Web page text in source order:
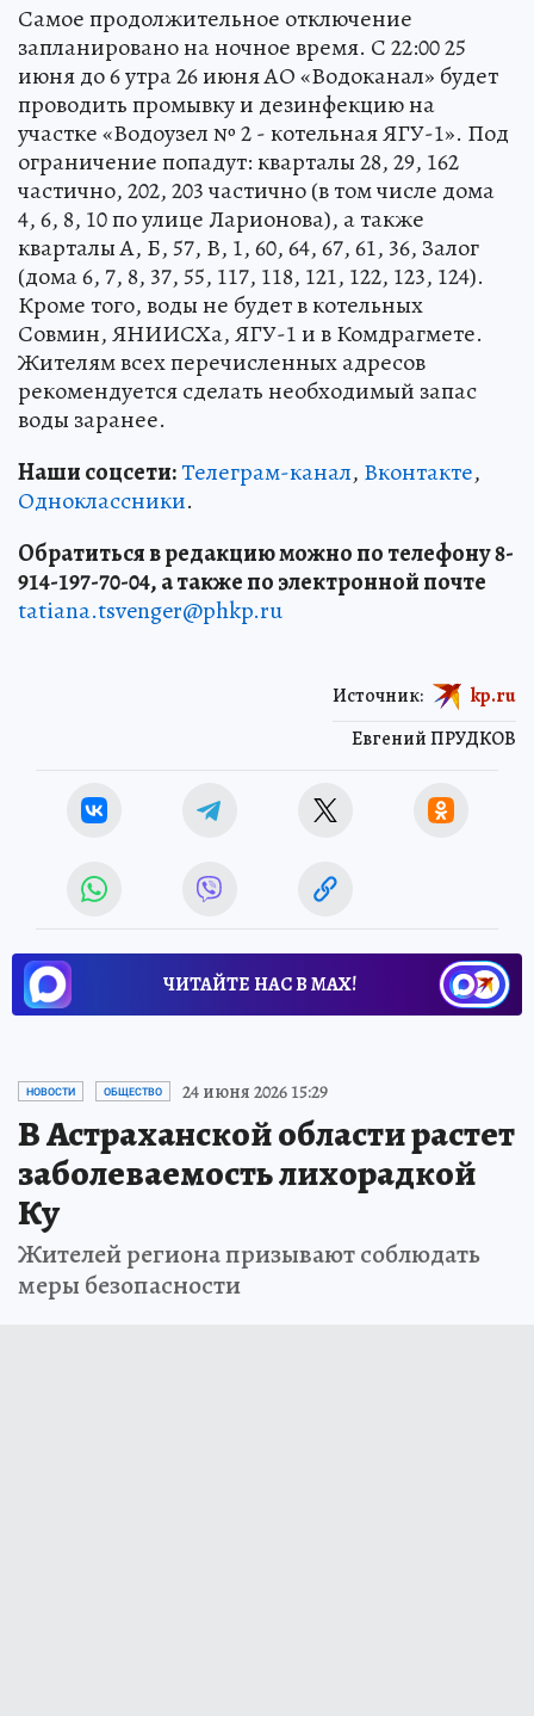
Самое продолжительное отключение
запланировано на ночное время. С 22:00 25
июня до 6 утра 26 июня АО «Водоканал» будет
проводить промывку и дезинфекцию на
участке «Водоузел № 2 - котельная ЯГУ-1». Под
ограничение попадут: кварталы 28, 29, 162
частично, 202, 203 частично (в том числе дома
4, 6, 8, 10 по улице Ларионова), а также
кварталы А, Б, 57, В, 1, 60, 64, 67, 61, 36, Залог
(дома 6, 7, 8, 37, 55, 117, 118, 121, 122, 123, 124).
Кроме того, воды не будет в котельных
Совмин, ЯНИИСХа, ЯГУ-1 и в Комдрагмете.
Жителям всех перечисленных адресов
рекомендуется сделать необходимый запас
воды заранее.
Наши соцсети:Телеграм-канал, Вконтакте,
Одноклассники.
Обратиться в редакцию можно по телефону 8-
914-197-70-04, а также по электронной почте
tatiana.tsvenger@phkp.ru
Евгений ПРУДКОВ
Источник: kp.ru
ЧИТАЙТЕ НАС В МАХ!
НОВОСТИ ОБЩЕСТВО 24 июня 2026 15:29
В Астраханской области растет
заболеваемость лихорадкой
Ку
Жителей региона призывают соблюдать
меры безопасности